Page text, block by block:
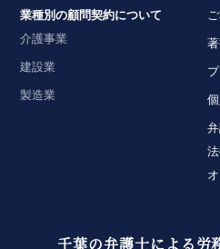
業種別の顧問契約について
介護事業
建設業
製造業
千葉の弁護士による労